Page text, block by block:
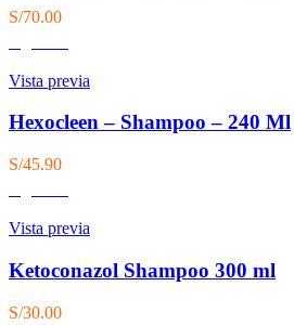
S/70.00
Vista previa
Hexocleen – Shampoo – 240 Ml
S/45.90
Vista previa
Ketoconazol Shampoo 300 ml
S/30.00